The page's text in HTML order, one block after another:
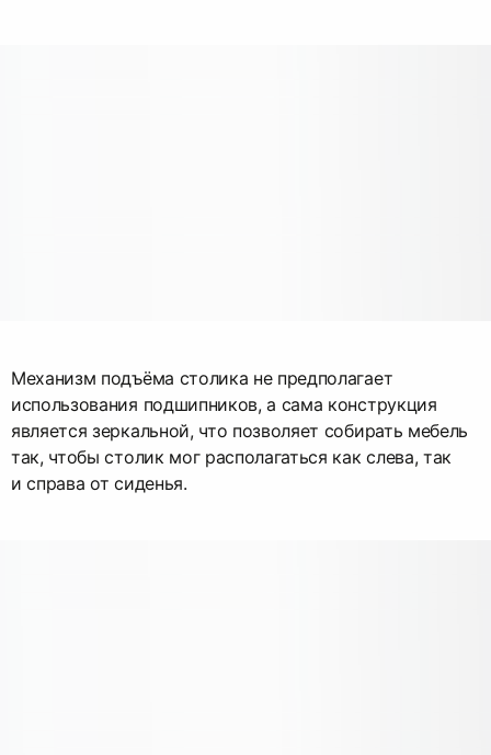
Механизм подъёма столика не предполагает
использования подшипников, а сама конструкция
является зеркальной, что позволяет собирать мебель
так, чтобы столик мог располагаться как слева, так
и справа от сиденья.